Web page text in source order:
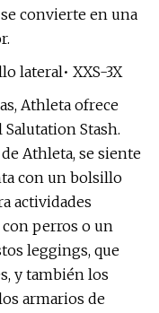
convierte en una
lateral• XXS-3X
Athleta ofrece
Stash.
Athleta, se siente
con un bolsillo
actividades
con perros o un
leggings, que
y también los
armarios de